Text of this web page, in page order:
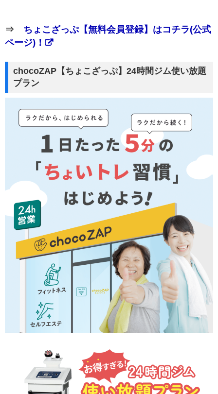
⇒ ちょこざっぷ【無料会員登録】はコチラ(公式
ページ)！
chocoZAP【ちょこざっぷ】24時間ジム使い放題
プラン